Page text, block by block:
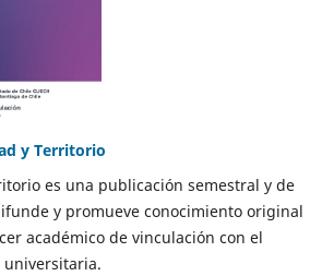
y Territorio
es una publicación semestral y de
y promueve conocimiento original
académico de vinculación con el
universitaria.